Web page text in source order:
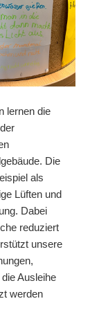
lernen die
Die
als
Lüften und
Dabei
reduziert
unsere
Ausleihe
werden